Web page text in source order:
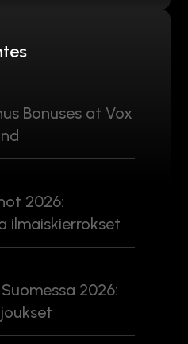
Bonuses at Vox
2026:
ilmaiskierrokset
2026: